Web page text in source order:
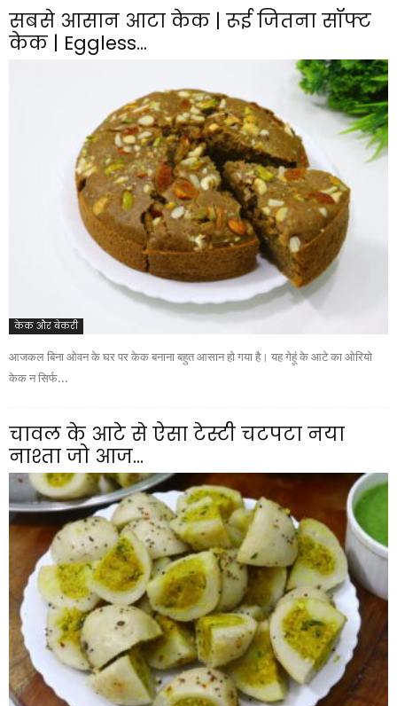
सबसे आसान आटा केक | रूई जितना सॉफ्ट
केक | Eggless...
केक और बेकरी
आजकल बिना ओवन के घर पर केक बनाना बहुत आसान हो गया है। यह गेहूं के आटे का ओरियो
केक न सिर्फ...
चावल के आटे से ऐसा टेस्टी चटपटा नया
नाश्ता जो आज...